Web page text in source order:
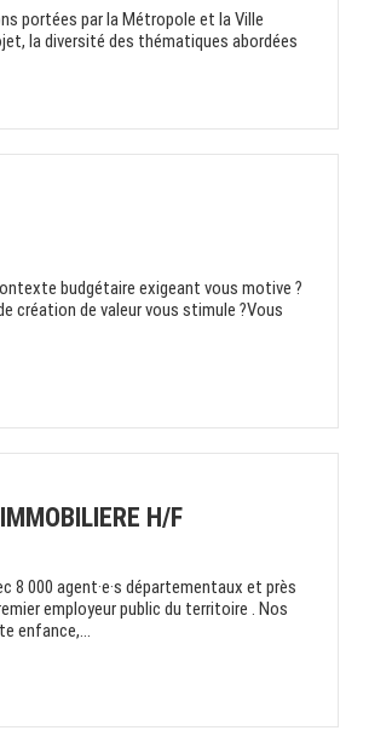
portées par la Métropole et la Ville
la diversité des thématiques abordées
budgétaire exigeant vous motive ?
création de valeur vous stimule ?Vous
H/F
8 000 agent·e·s départementaux et près
employeur public du territoire . Nos
enfance,...